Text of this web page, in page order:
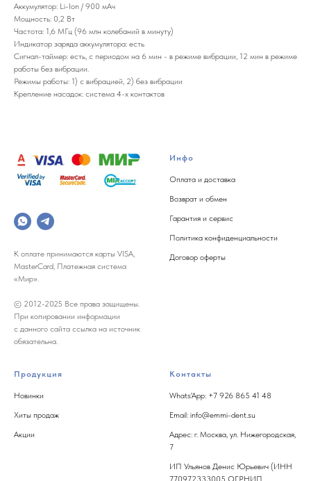
Аккумулятор: Li-Ion / 900 мАч
Мощность: 0,2 Вт
Частота: 1,6 МГц (96 млн колебаний в минуту)
Индикатор заряда аккумулятора: есть
Сигнал-таймер: есть, с периодом на 6 мин - в режиме вибрации, 12 мин в режиме
работы без вибрации.
Режимы работы: 1) с вибрацией, 2) без вибрации
Крепление насадок: система 4-х контактов
К оплате принимаются карты VISA,
MasterCard, Платежная система
«Мир».
© 2012-2025 Все права защищены.
При копировании информации
с данного сайта ссылка на источник
обязательна.
Инфо
Оплата и доставка
Возврат и обмен
Гарантия и сервис
Политика конфиденциальности
Договор оферты
Продукция
Новинки
Хиты продаж
Акции
Контакты
Whats'App: +7 926 865 41 48
Email: info@emmi-dent.su
Адрес: г. Москва, ул. Нижегородская,
7
ИП Ульянов Денис Юрьевич (ИНН
770972333005 ОГРНИП